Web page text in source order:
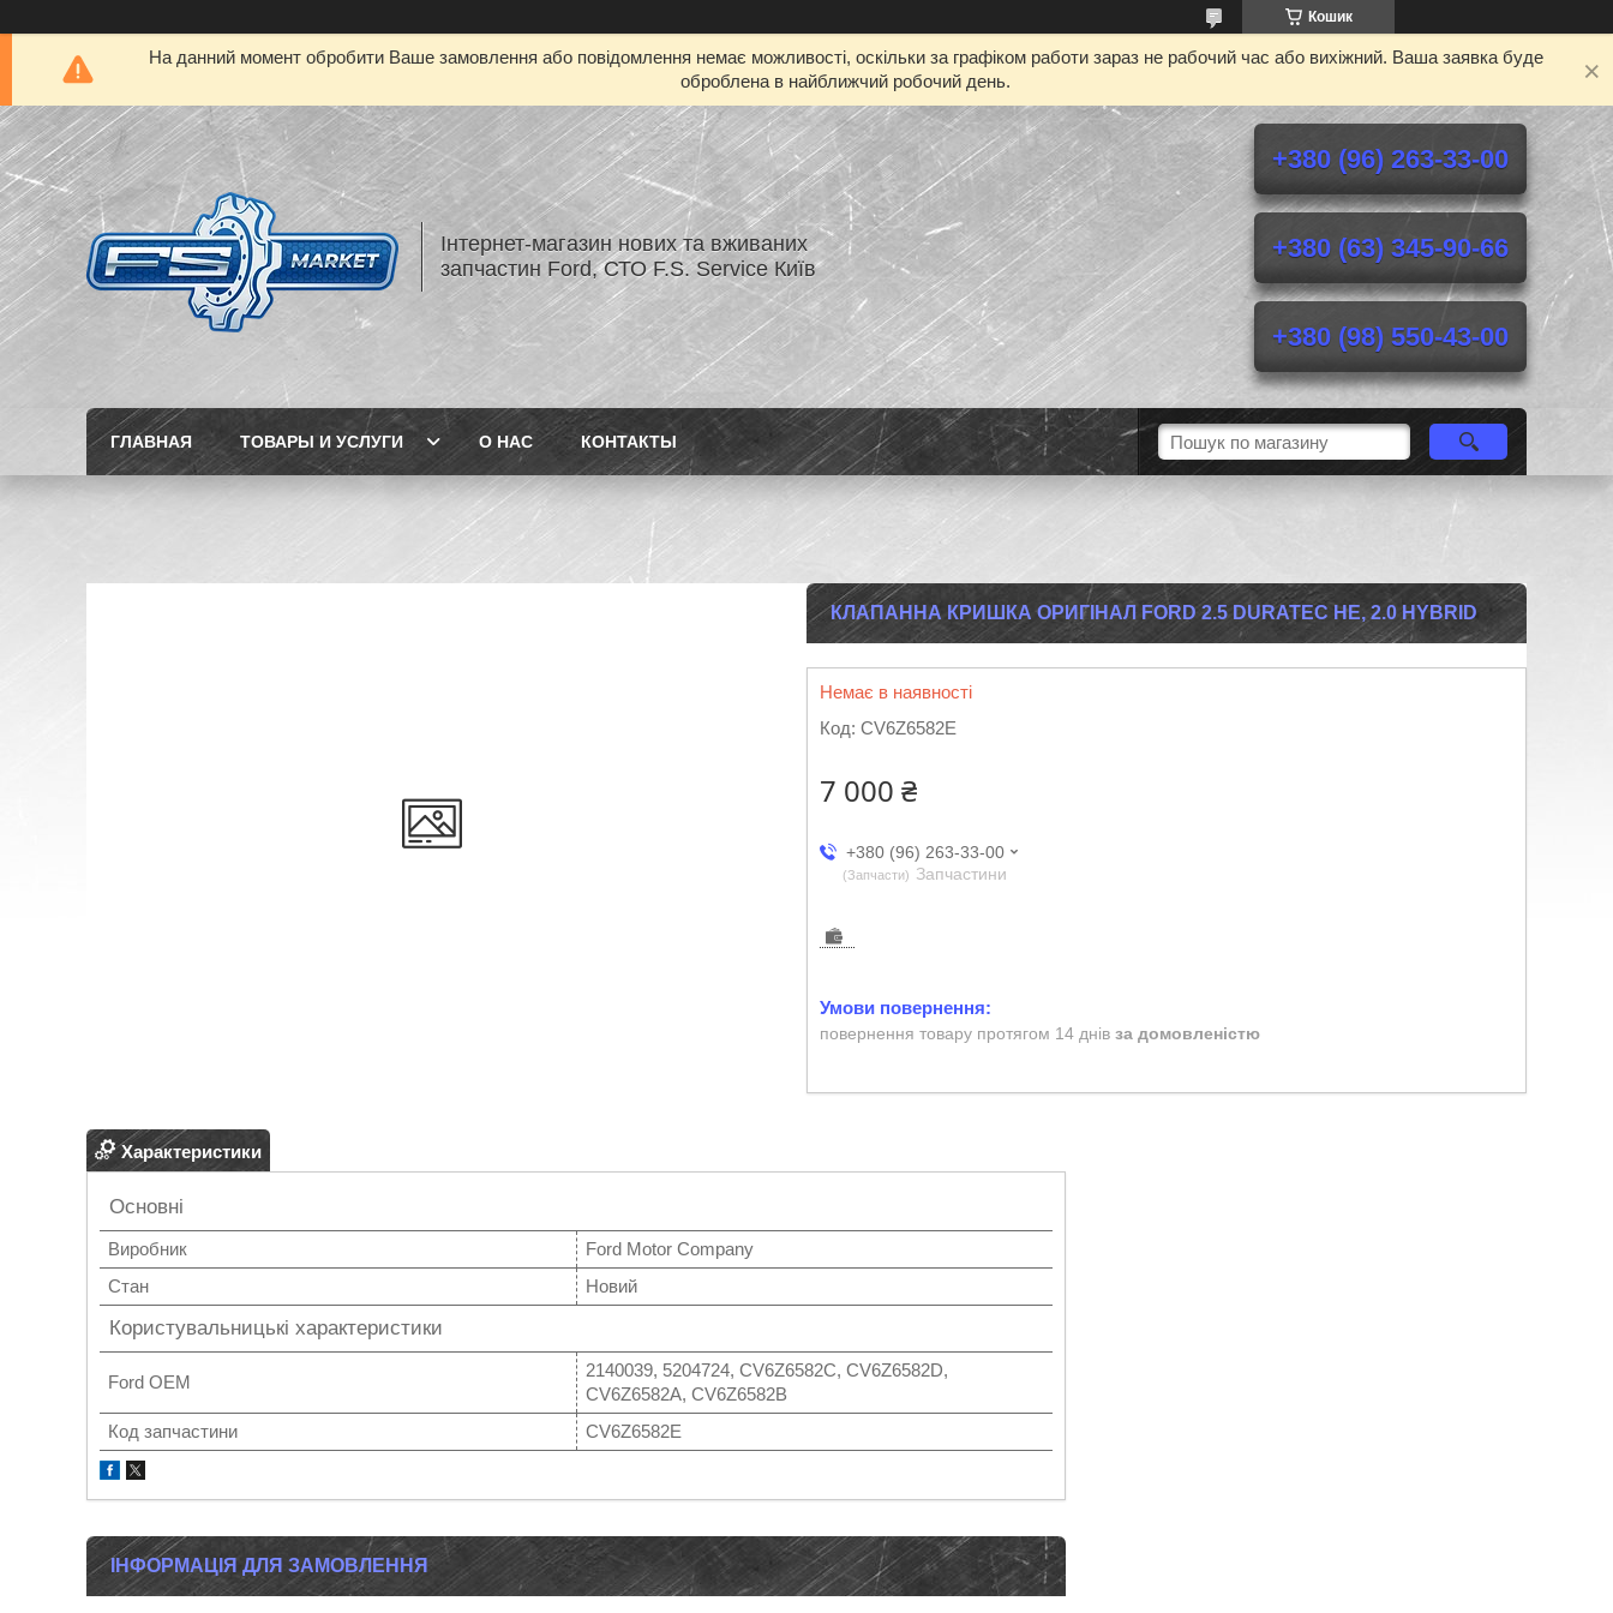
Кошик
На данний момент обробити Ваше замовлення або повідомлення немає можливості, оскільки за графіком работи зараз не рабочий час або вихіжний. Ваша заявка буде
оброблена в найближчий робочий день.
Інтернет-магазин нових та вживаних
запчастин Ford, СТО F.S. Service Київ
+380 (96) 263-33-00
+380 (63) 345-90-66
+380 (98) 550-43-00
ГЛАВНАЯ ТОВАРЫ И УСЛУГИ О НАС КОНТАКТЫ
КЛАПАННА КРИШКА ОРИГІНАЛ FORD 2.5 DURATEC HE, 2.0 HYBRID
Немає в наявності
Код: CV6Z6582E
7 000 ₴
+380 (96) 263-33-00
Запчасти Запчастини
повернення товару протягом 14 днів за домовленістю
Характеристики
Основні
Виробник
Ford Motor Company
Стан
Новий
Користувальницькі характеристики
Ford OEM
2140039, 5204724, CV6Z6582C, CV6Z6582D,
CV6Z6582A, CV6Z6582B
Код запчастини
CV6Z6582E
ІНФОРМАЦІЯ ДЛЯ ЗАМОВЛЕННЯ